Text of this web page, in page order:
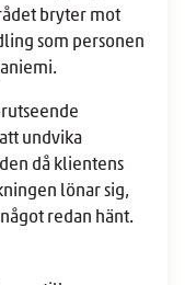
bryter mot
som personen
undvika
då klientens
lönar sig,
redan hänt.